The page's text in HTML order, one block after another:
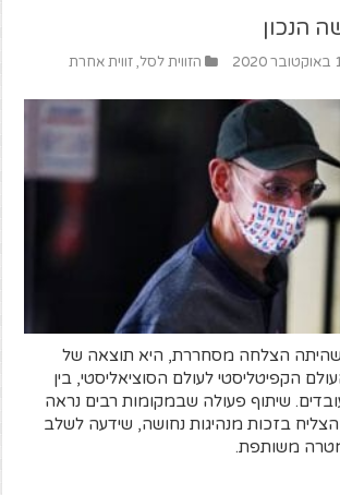
הנכון
הזווית לסל,זווית אחרת
שהיתה הצלחה מסחררת, היא תוצאה של
הקפיטליסטי לעולם הסוציאליסטי, בין
שיתוף פעולה שבמקומות רבים נראה
הצליח בזכות מנהיגות נחושה, שידעה לשלב
משותפת.